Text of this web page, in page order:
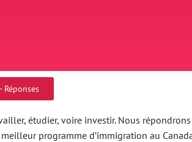
Réponses
étudier, voire investir. Nous
programme d’immigration au